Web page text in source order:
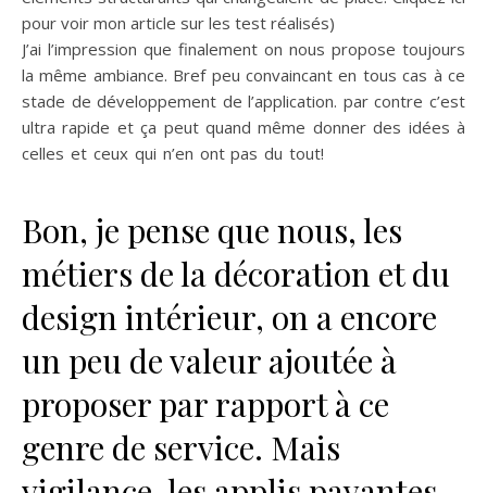
pour voir mon article sur les test réalisés)
J’ai l’impression que finalement on nous propose toujours
la même ambiance. Bref peu convaincant en tous cas à ce
stade de développement de l’application. par contre c’est
ultra rapide et ça peut quand même donner des idées à
celles et ceux qui n’en ont pas du tout!
Bon, je pense que nous, les
métiers de la décoration et du
design intérieur, on a encore
un peu de valeur ajoutée à
proposer par rapport à ce
genre de service. Mais